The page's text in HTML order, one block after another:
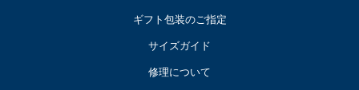
ギフト包装のご指定
サイズガイド
修理について